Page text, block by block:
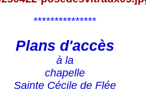
***************
Plans d'accès
à la
chapelle
Sainte Cécile de Flée